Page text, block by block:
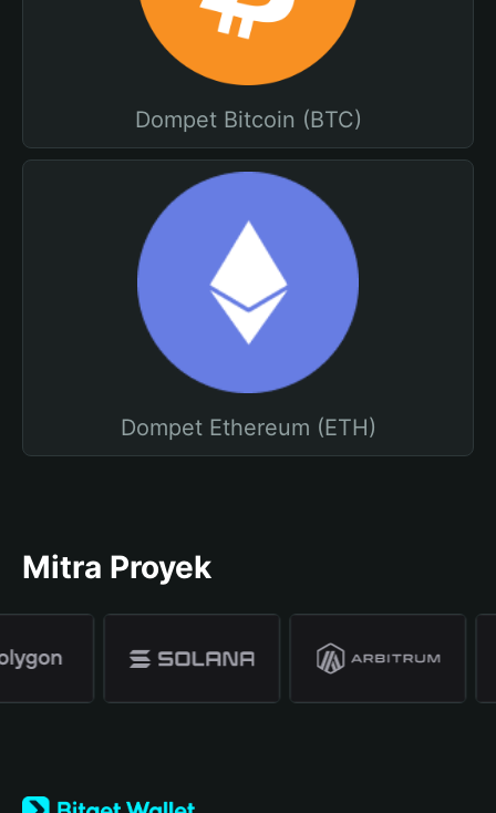
Dompet Bitcoin (BTC)
Dompet Ethereum (ETH)
Mitra Proyek